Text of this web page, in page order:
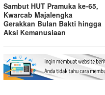
Sambut HUT Pramuka ke-65,
Kwarcab Majalengka
Gerakkan Bulan Bakti hingga
Aksi Kemanusiaan